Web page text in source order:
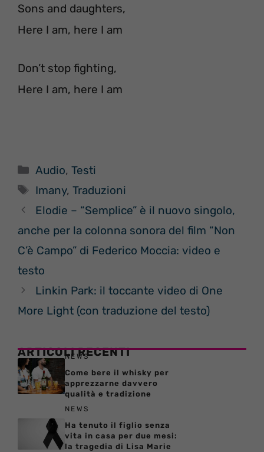
Sons and daughters,
Here I am, here I am
Don’t stop fighting,
Here I am, here I am
Categorie
Audio,Testi
Tag
Imany,Traduzioni
Elodie – “Semplice” è il nuovo singolo,
anche per la colonna sonora del film “Non
C’è Campo” di Federico Moccia: video e
testo
Linkin Park: il toccante video di One
More Light (con traduzione del testo)
ARTICOLI RECENTI
NEWS
Come bere il whisky per
apprezzarne davvero
qualità e tradizione
NEWS
Ha tenuto il figlio senza
vita in casa per due mesi:
la tragedia di Lisa Marie